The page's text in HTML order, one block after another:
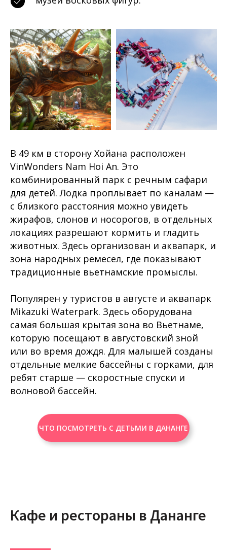
В 49 км в сторону Хойана расположен
VinWonders Nam Hoi An. Это
комбинированный парк с речным сафари
для детей. Лодка проплывает по каналам —
с близкого расстояния можно увидеть
жирафов, слонов и носорогов, в отдельных
локациях разрешают кормить и гладить
животных. Здесь организован и аквапарк, и
зона народных ремесел, где показывают
традиционные вьетнамские промыслы.
Популярен у туристов в августе и аквапарк
Mikazuki Waterpark. Здесь оборудована
самая большая крытая зона во Вьетнаме,
которую посещают в августовский зной
или во время дождя. Для малышей созданы
отдельные мелкие бассейны с горками, для
ребят старше — скоростные спуски и
волновой бассейн.
ЧТО ПОСМОТРЕТЬ С ДЕТЬМИ В ДАНАНГЕ
Кафе и рестораны в Дананге